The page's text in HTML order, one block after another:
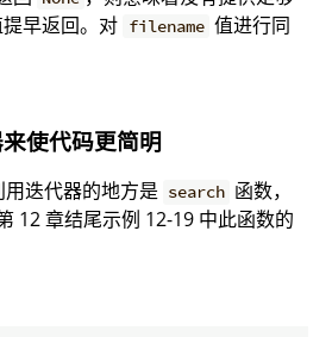
早返回。对 filename 值进行同
使代码更简明
迭代器的地方是 search 函数，
12 章结尾示例 12-19 中此函数的